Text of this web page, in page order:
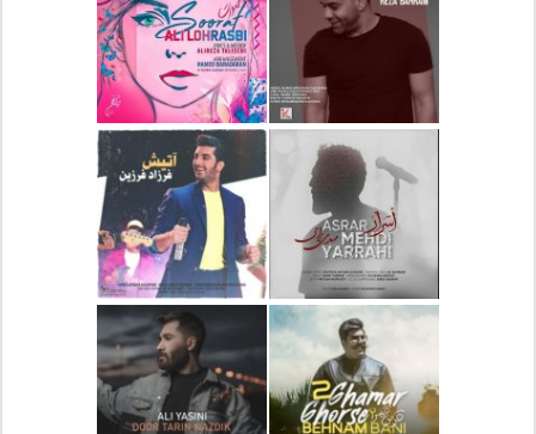
خسروی بنام مونولوگ
قربانی بنام خیال خوش
دانلود آهنگ جدید رضا
بهرام بنام نگار
دانلود آهنگ جدید علی
لهراسبی بنام صورت
دانلود آهنگ جدید مهدی
یراحی بنام اسرار
دانلود آهنگ جدید فرزاد
فرزین بنام آتیش